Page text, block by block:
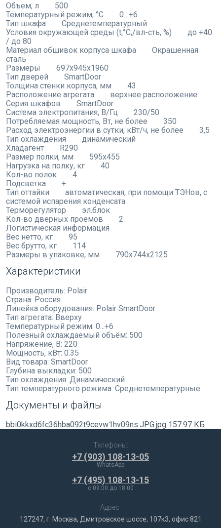
Объем, л 500
Температурный режим, °C 0…+6
Тип шкафа Среднетемпературный
Условия окружающей среды (t,°C,/вл-сть, %) до +40
/ до 80
Материал обшивок корпуса шкафа Окрашенная
сталь
Размеры 697х945х1960
Тип дверей SmartDoor
Толщина стенки корпуса, мм 43
Расположение агрегата верхнее расположение
Серия шкафов SmartDoor
Система электропитания, В/Гц 230/50
Потребляемая мощность, Вт, не более 350
Расход электроэнергии в сутки, кВт/ч, не более 3,5
Тип охлаждения динамический
Хладагент R290
Размер полки, мм 595х455
Нагрузка на полку, кг 40
Кол-во полок 4
Подсветка +
Тип оттайки автоматическая, при помощи ТЭНов, с
системой испарения конденсата
Терморегулятор эл.блок
Кол-во дверных проемов 2
Логистическая информация
Вес нетто, кг 95
Вес брутто, кг 114
Размеры в упаковке, мм 790х744х2125
Характеристики
Производитель: Polair
Страна: Россия
Линейка оборудования: Polair SmartDoor
Тип агрегата: Вверху
Температурный режим: 0...+6
Полезный охлаждаемый объём: 500
Напряжение, В: 220
Мощность, кВт: 0.35
Вид товара: SmartDoor
Глубина выкладки: 500
Тип охлаждения: Динамический
Тип температурного режима: Среднетемпературные
Документы и файлы
bbi0kkxd6fc36hba092t9cevw1hv09ns.JPG.jpg 157.97 КБ
Телефоны:
+7 (903) 108-13-05
WhatsApp
+7 (495) 108-13-15
c 09:00 до 18:00
Адрес:
127247, г. Москва, Дмитровское шоссе, 107к3, офис 821